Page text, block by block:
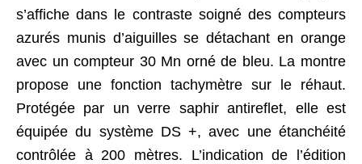
s’affiche dans le contraste soigné des compteurs
azurés munis d’aiguilles se détachant en orange
avec un compteur 30 Mn orné de bleu. La montre
propose une fonction tachymètre sur le réhaut.
Protégée par un verre saphir antireflet, elle est
équipée du système DS +, avec une étanchéité
contrôlée à 200 mètres. L’indication de l’édition